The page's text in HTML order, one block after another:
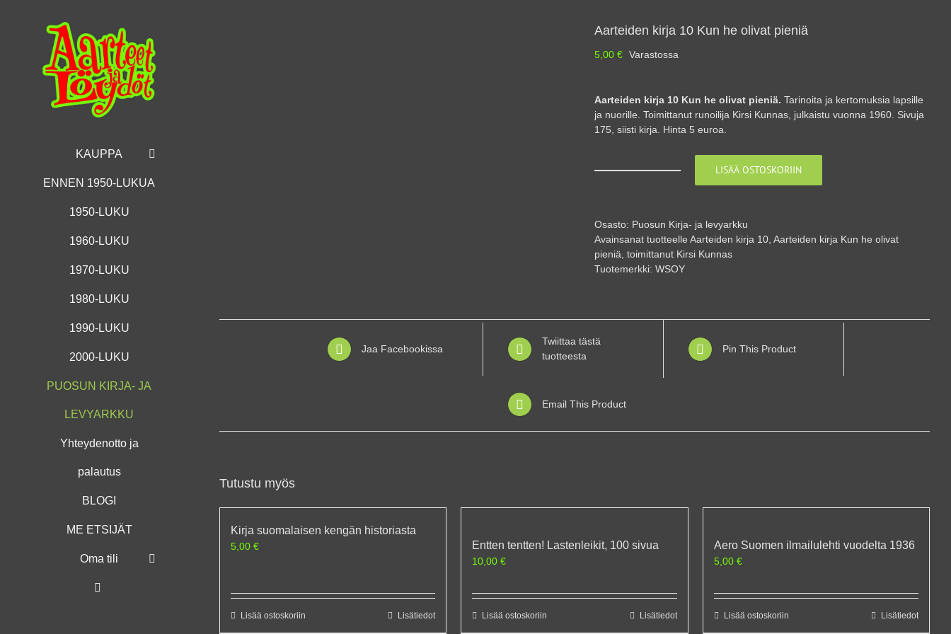
KAUPPA
ENNEN 1950-LUKUA
1950-LUKU
1960-LUKU
1970-LUKU
1980-LUKU
1990-LUKU
2000-LUKU
PUOSUN KIRJA- JA
LEVYARKKU
Yhteydenotto ja
palautus
BLOGI
ME ETSIJÄT
Oma tili
Aarteiden kirja 10 Kun he olivat pieniä
5,00 € Varastossa
Aarteiden kirja 10 Kun he olivat pieniä. Tarinoita ja kertomuksia lapsille
ja nuorille. Toimittanut runoilija Kirsi Kunnas, julkaistu vuonna 1960. Sivuja
175, siisti kirja. Hinta 5 euroa.
Kun
he
olivat
pieniä
LISÄÄ OSTOSKORIIN
Osasto: Puosun Kirja- ja levyarkku
Avainsanat tuotteelle Aarteiden kirja 10 Aarteiden kirja Kun he olivat
pieniä toimittanut Kirsi Kunnas
Tuotemerkki: WSOY
Jaa Facebookissa
Twiittaa tästä
tuotteesta
Pin This Product
Email This Product
Tutustu myös
Kirja suomalaisen kengän historiasta
5,00 €
Lisää ostoskoriin Lisätiedot
Entten tentten! Lastenleikit, 100 sivua
10,00€
Lisää ostoskoriin Lisätiedot
Aero Suomen ilmailulehti vuodelta 1936
5,00 €
Lisää ostoskoriin Lisätiedot